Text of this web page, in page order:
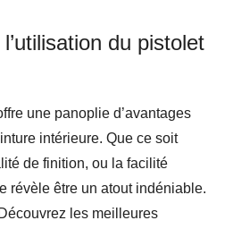
du pistolet
une panoplie d’avantages
intérieure. Que ce soit
de finition, ou la facilité
révèle être un atout indéniable.
les meilleures